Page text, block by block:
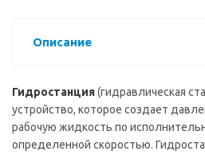
Описание
Гидростанция(гидравлическая
устройство, которое создает
рабочую жидкость по
определенной скоростью.